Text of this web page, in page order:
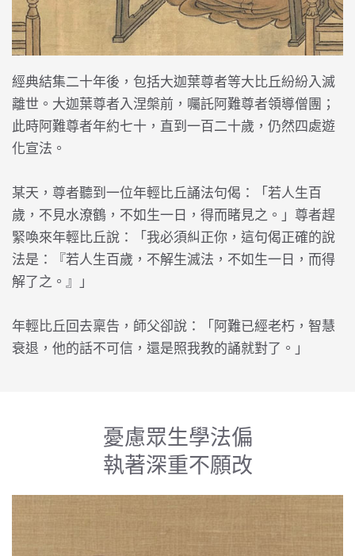
經典結集二十年後，包括大迦葉尊者等大比丘紛紛入滅
離世。大迦葉尊者入涅槃前，囑託阿難尊者領導僧團；
此時阿難尊者年約七十，直到一百二十歲，仍然四處遊
化宣法。
某天，尊者聽到一位年輕比丘誦法句偈：「若人生百
歲，不見水潦鶴，不如生一日，得而睹見之。」尊者趕
緊喚來年輕比丘說：「我必須糾正你，這句偈正確的說
法是：『若人生百歲，不解生滅法，不如生一日，而得
解了之。』」
年輕比丘回去稟告，師父卻說：「阿難已經老朽，智慧
衰退，他的話不可信，還是照我教的誦就對了。」
憂慮眾生學法偏
執著深重不願改